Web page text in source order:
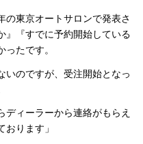
の東京オートサロンで発表さ
』『すでに予約開始している
たです。
のですが、受注開始となっ
ィーラーから連絡がもらえ
ります」